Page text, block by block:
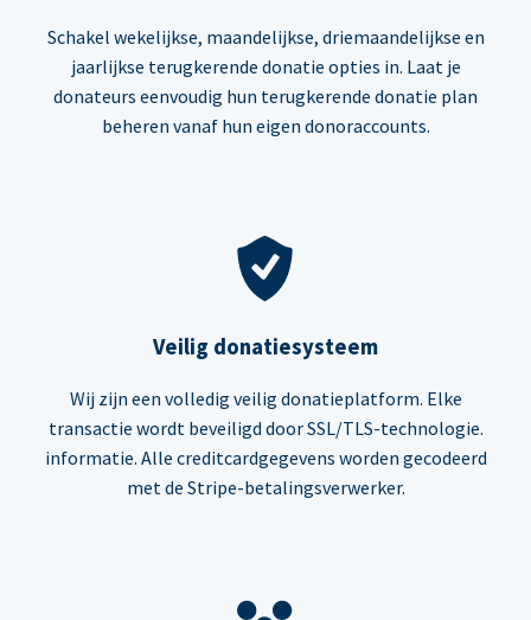
Schakel wekelijkse, maandelijkse, driemaandelijkse en
jaarlijkse terugkerende donatie opties in. Laat je
donateurs eenvoudig hun terugkerende donatie plan
beheren vanaf hun eigen donoraccounts.
Veilig donatiesysteem
Wij zijn een volledig veilig donatieplatform. Elke
transactie wordt beveiligd door SSL/TLS-technologie.
informatie. Alle creditcardgegevens worden gecodeerd
met de Stripe-betalingsverwerker.